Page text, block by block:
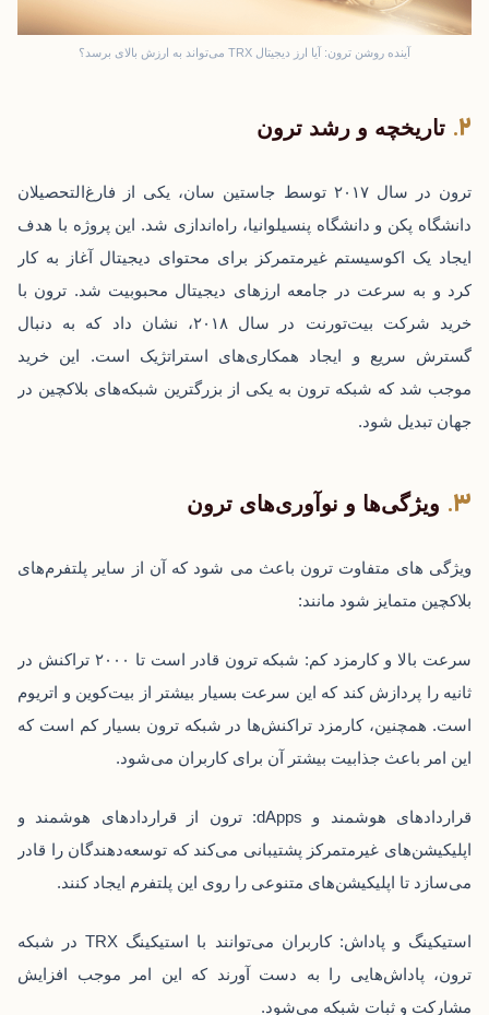
آینده روشن ترون: آیا ارز دیجیتال TRX می‌تواند به ارزش بالای برسد؟
تاریخچه و رشد ترون
ترون در سال ۲۰۱۷ توسط جاستین سان، یکی از فارغ‌التحصیلان
دانشگاه پکن و دانشگاه پنسیلوانیا، راه‌اندازی شد. این پروژه با هدف
ایجاد یک اکوسیستم غیرمتمرکز برای محتوای دیجیتال آغاز به کار
کرد و به سرعت در جامعه ارزهای دیجیتال محبوبیت شد. ترون با
خرید شرکت بیت‌تورنت در سال ۲۰۱۸، نشان داد که به دنبال
گسترش سریع و ایجاد همکاری‌های استراتژیک است. این خرید
موجب شد که شبکه ترون به یکی از بزرگترین شبکه‌های بلاکچین در
جهان تبدیل شود.
ویژگی‌ها و نوآوری‌های ترون
ویژگی های متفاوت ترون باعث می شود که آن از سایر پلتفرم‌های
بلاکچین متمایز شود مانند:
سرعت بالا و کارمزد کم: شبکه ترون قادر است تا ۲۰۰۰ تراکنش در
ثانیه را پردازش کند که این سرعت بسیار بیشتر از بیت‌کوین و اتریوم
است. همچنین، کارمزد تراکنش‌ها در شبکه ترون بسیار کم است که
این امر باعث جذابیت بیشتر آن برای کاربران می‌شود.
قراردادهای هوشمند و dApps: ترون از قراردادهای هوشمند و
اپلیکیشن‌های غیرمتمرکز پشتیبانی می‌کند که توسعه‌دهندگان را قادر
می‌سازد تا اپلیکیشن‌های متنوعی را روی این پلتفرم ایجاد کنند.
استیکینگ و پاداش: کاربران می‌توانند با استیکینگ TRX در شبکه
ترون، پاداش‌هایی را به دست آورند که این امر موجب افزایش
مشارکت و ثبات شبکه می‌شود.